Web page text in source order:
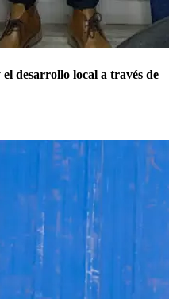
desarrollo local a través de